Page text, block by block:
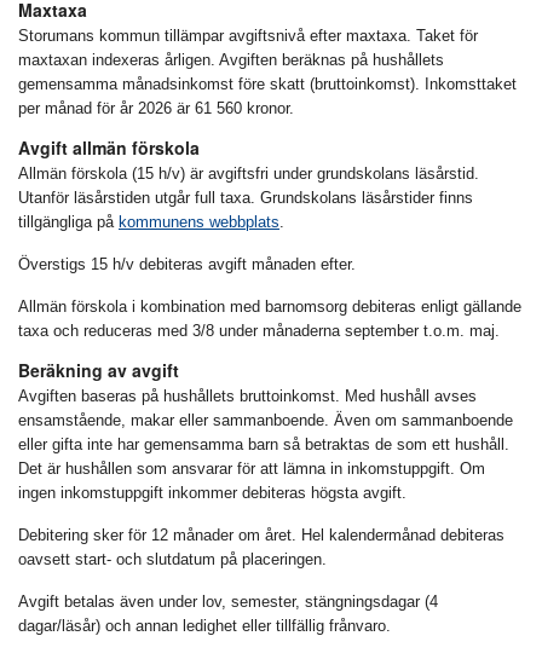
Maxtaxa
Storumans kommun tillämpar avgiftsnivå efter maxtaxa. Taket för
maxtaxan indexeras årligen. Avgiften beräknas på hushållets
gemensamma månadsinkomst före skatt (bruttoinkomst). Inkomsttaket
per månad för år 2026 är 61 560 kronor.
Avgift allmän förskola
Allmän förskola (15 h/v) är avgiftsfri under grundskolans läsårstid.
Utanför läsårstiden utgår full taxa. Grundskolans läsårstider finns
tillgängliga på kommunens webbplats.
Överstigs 15 h/v debiteras avgift månaden efter.
Allmän förskola i kombination med barnomsorg debiteras enligt gällande
taxa och reduceras med 3/8 under månaderna september t.o.m. maj.
Beräkning av avgift
Avgiften baseras på hushållets bruttoinkomst. Med hushåll avses
ensamstående, makar eller sammanboende. Även om sammanboende
eller gifta inte har gemensamma barn så betraktas de som ett hushåll.
Det är hushållen som ansvarar för att lämna in inkomstuppgift. Om
ingen inkomstuppgift inkommer debiteras högsta avgift.
Debitering sker för 12 månader om året. Hel kalendermånad debiteras
oavsett start- och slutdatum på placeringen.
Avgift betalas även under lov, semester, stängningsdagar (4
dagar/läsår) och annan ledighet eller tillfällig frånvaro.